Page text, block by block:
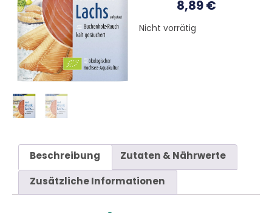
8,89 €
Nicht vorrätig
Beschreibung Zutaten & Nährwerte
Zusätzliche Informationen